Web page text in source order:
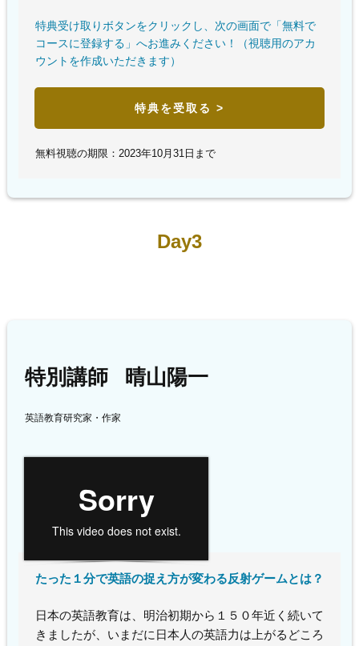
特典受け取りボタンをクリックし、次の画面で「無料で
コースに登録する」へお進みください！（視聴用のアカ
ウントを作成いただきます）
特典を受取る >
無料視聴の期限：2023年10月31日まで
Day3
特別講師 晴山陽一
英語教育研究家・作家
たった１分で英語の捉え方が変わる反射ゲームとは？
日本の英語教育は、明治初期から１５０年近く続いて
きましたが、いまだに日本人の英語力は上がるどころ